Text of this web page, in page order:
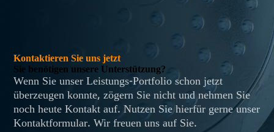
Kontaktieren Sie uns jetzt
Sie benötigen unsere Unterstützung?
Wenn Sie unser Leistungs-Portfolio schon jetzt
überzeugen konnte, zögern Sie nicht und nehmen Sie
noch heute Kontakt auf. Nutzen Sie hierfür gerne unser
Kontaktformular. Wir freuen uns auf Sie.